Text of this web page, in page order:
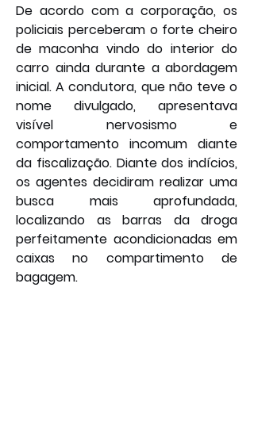
De acordo com a corporação, os
policiais perceberam o forte cheiro
de maconha vindo do interior do
carro ainda durante a abordagem
inicial. A condutora, que não teve o
nome divulgado, apresentava
visível nervosismo e
comportamento incomum diante
da fiscalização. Diante dos indícios,
os agentes decidiram realizar uma
busca mais aprofundada,
localizando as barras da droga
perfeitamente acondicionadas em
caixas no compartimento de
bagagem.